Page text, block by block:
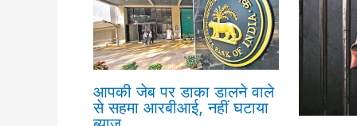
आपकी जेब पर डाका डालने वाले
से सहमा आरबीआई, नहीं घटाया